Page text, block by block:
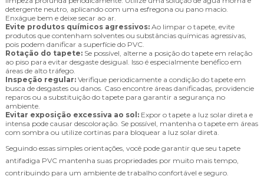
detergente neutro, aplicando com uma esfregona ou pano macio.
Enxágue bem e deixe secar ao ar.
Evite produtos químicos agressivos: Ao limpar o tapete, evite
produtos que contenham solventes ou substâncias químicas agressivas,
pois podem danificar a superfície do PVC.
Rotação do tapete: Se possível, alterne a posição do tapete em relação
ao piso para evitar desgaste desigual. Isso é especialmente benéfico em
áreas de alto tráfego.
Inspeção regular: Verifique periodicamente a condição do tapete em
busca de desgastes ou danos. Caso encontre áreas danificadas, providencie
reparos ou a substituição do tapete para garantir a segurança no
ambiente.
Evitar exposição excessiva ao sol: Expor o tapete a luz solar direta e
intensa pode causar descoloração. Se possível, mantenha o tapete em áreas
com sombra ou utilize cortinas para bloquear a luz solar direta.
Seguindo essas simples orientações, você pode garantir que seu tapete
antifadiga PVC mantenha suas propriedades por muito mais tempo,
contribuindo para um ambiente de trabalho confortável e seguro.